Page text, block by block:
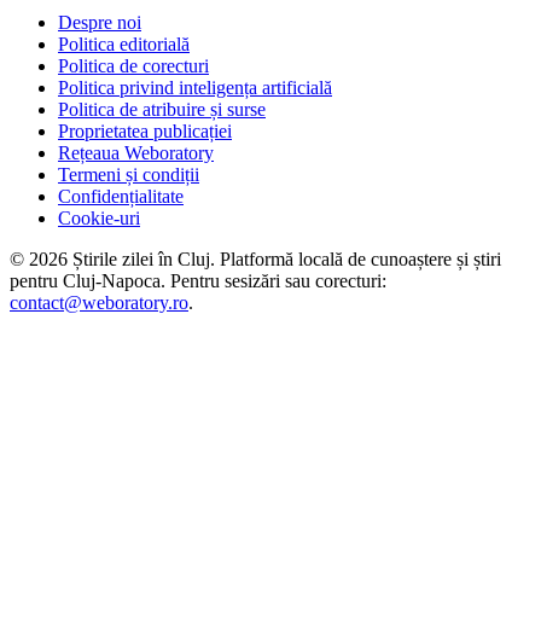
Despre noi
Politica editorială
Politica de corecturi
Politica privind inteligența artificială
Politica de atribuire și surse
Proprietatea publicației
Rețeaua Weboratory
Termeni și condiții
Confidențialitate
Cookie-uri
© 2026 Știrile zilei în Cluj. Platformă locală de cunoaștere și știri
pentru Cluj-Napoca. Pentru sesizări sau corecturi:
contact@weboratory.ro.